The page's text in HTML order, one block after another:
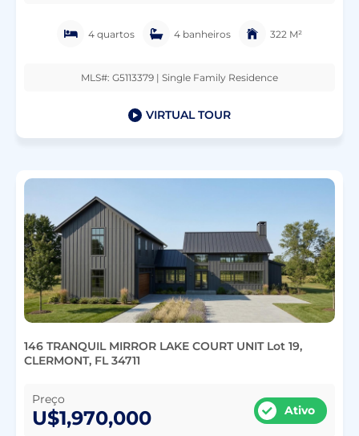
4 quartos 4 banheiros 322 M²
MLS#: G5113379 | Single Family Residence
VIRTUAL TOUR
146 TRANQUIL MIRROR LAKE COURT UNIT Lot 19,
CLERMONT, FL 34711
Preço
U$1,970,000 Ativo